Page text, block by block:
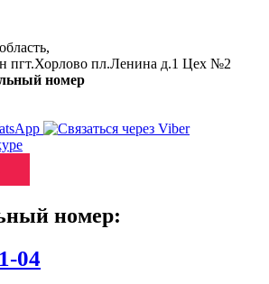
,
пгт.Хорлово пл.Ленина д.1 Цех №2
номер
номер:
04